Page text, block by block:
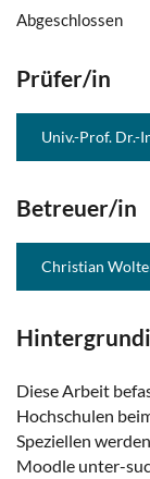
Abgeschlossen
Prüfer/in
Univ.-Prof. Dr.-
Betreuer/in
Christian
Diese Arbeit
Hochschulen
Speziellen
Moodle unter-